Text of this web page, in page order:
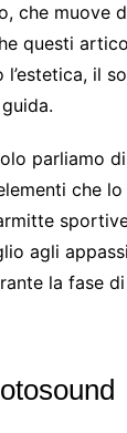
che muove
questi
l’estetica, il
parliamo di
che
agli
la fase